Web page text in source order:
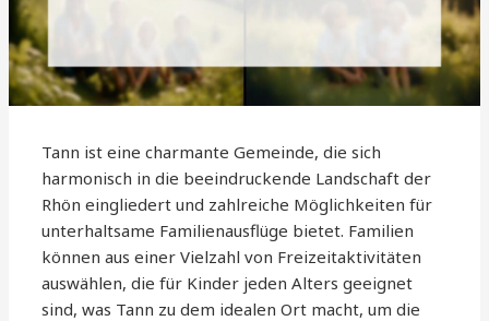
Tann ist eine charmante Gemeinde, die sich
harmonisch in die beeindruckende Landschaft der
Rhön eingliedert und zahlreiche Möglichkeiten für
unterhaltsame Familienausflüge bietet. Familien
können aus einer Vielzahl von Freizeitaktivitäten
auswählen, die für Kinder jeden Alters geeignet
sind, was Tann zu dem idealen Ort macht, um die